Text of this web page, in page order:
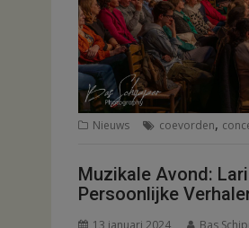
Nieuws coevorden,
Muzikale Avond:
Persoonlijke